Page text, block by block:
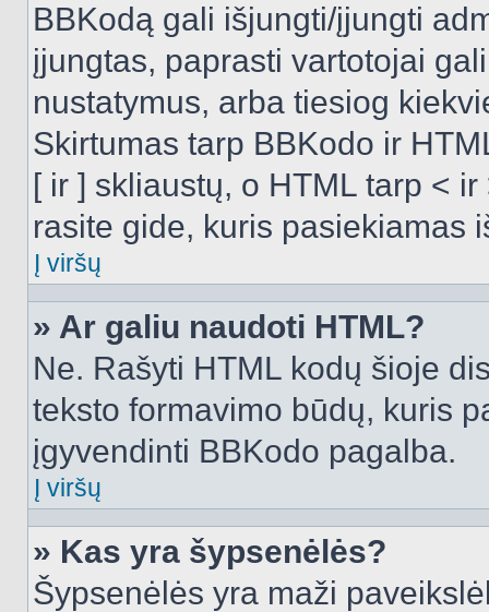
BBKodą gali išjungti/įjungti
įjungtas, paprasti vartotojai
nustatymus, arba tiesiog
Skirtumas tarp BBKodo ir
[ ir ] skliaustų, o HTML tarp <
rasite gide, kuris pasiekiamas
Į viršų
» Ar galiu naudoti HTML?
Ne. Rašyti HTML kodų šioje
teksto formavimo būdų, kuris
įgyvendinti BBKodo pagalba.
Į viršų
» Kas yra šypsenėlės?
Šypsenėlės yra maži